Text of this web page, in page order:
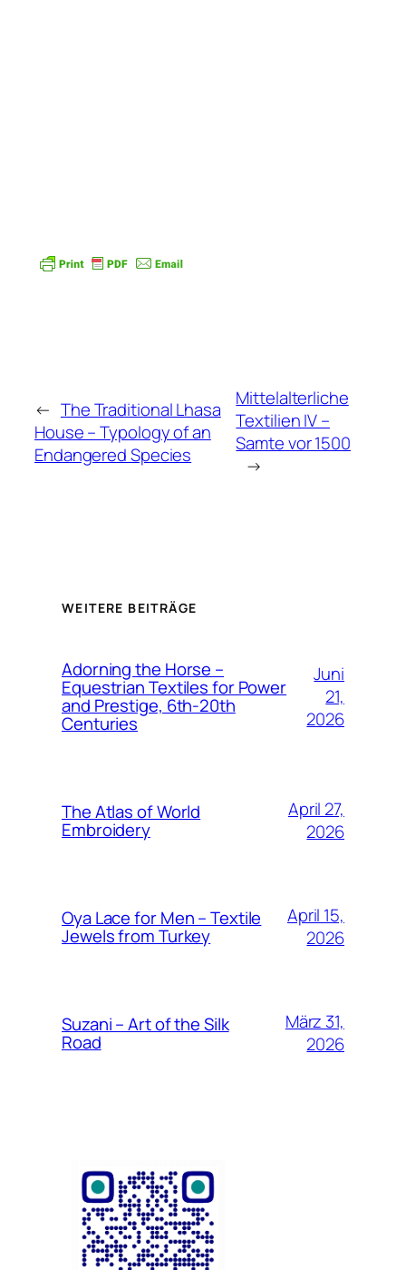
← The Traditional Lhasa
House – Typology of an
Endangered Species
Mittelalterliche
Textilien IV –
Samte vor 1500
→
WEITERE BEITRÄGE
Adorning the Horse –
Equestrian Textiles for Power
and Prestige, 6th-20th
Centuries
Juni
21,
2026
The Atlas of World
Embroidery
April 27,
2026
Oya Lace for Men – Textile
Jewels from Turkey
April 15,
2026
Suzani – Art of the Silk
Road
März 31,
2026